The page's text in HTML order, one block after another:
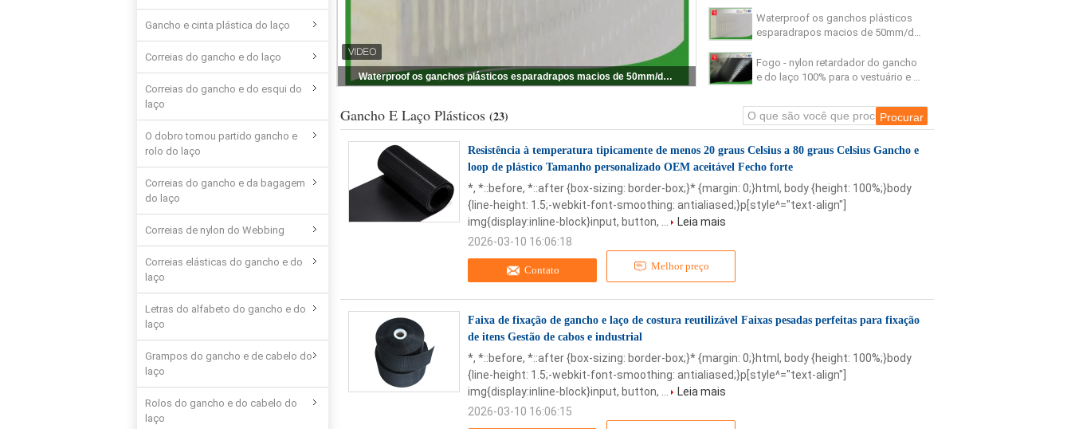
Gancho e cinta plástica do laço
Correias do gancho e do laço
Correias do gancho e do esqui do
laço
O dobro tomou partido gancho e
rolo do laço
Correias do gancho e da bagagem
do laço
Correias de nylon do Webbing
Correias elásticas do gancho e do
laço
Letras do alfabeto do gancho e do
laço
Grampos do gancho e de cabelo do
laço
Rolos do gancho e do cabelo do
laço
Waterproof os ganchos plásticos esparadrapos macios de 50mm/de 100mm/de 110mm
gancho
Waterproof os ganchos plásticos
esparadrapos macios de 50mm/de
Fogo - nylon retardador do gancho
e do laço 100% para o vestuário e a
Gancho E Laço Plásticos (23)
Resistência à temperatura tipicamente de menos 20 graus Celsius a 80 graus Celsius Gancho e
loop de plástico Tamanho personalizado OEM aceitável Fecho forte
Contato Melhor preço
*, *::before, *::after {box-sizing: border-box;}* {margin: 0;}html, body {height: 100%;}body
{line-height: 1.5;-webkit-font-smoothing: antialiased;}p[style^="text-align"]
img{display:inline-block}input, button, ...
Leia mais
2026-03-10 16:06:18
Faixa de fixação de gancho e laço de costura reutilizável Faixas pesadas perfeitas para fixação
de itens Gestão de cabos e industrial
*, *::before, *::after {box-sizing: border-box;}* {margin: 0;}html, body {height: 100%;}body
{line-height: 1.5;-webkit-font-smoothing: antialiased;}p[style^="text-align"]
img{display:inline-block}input, button, ...
Leia mais
2026-03-10 16:06:15